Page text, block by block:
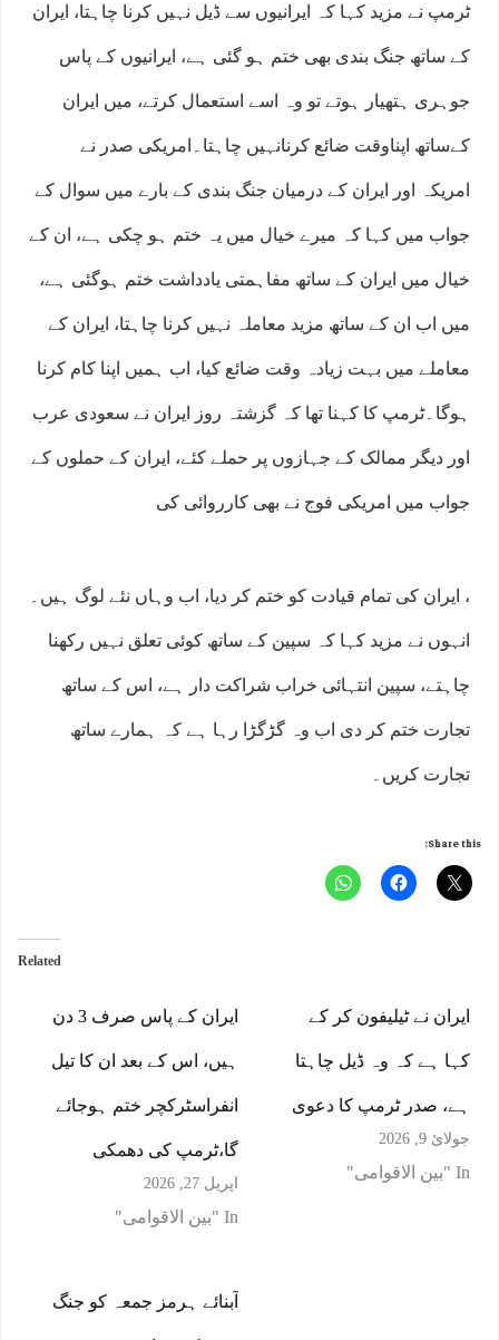
ٹرمپ نے مزید کہا کہ ایرانیوں سے ڈیل نہیں کرنا چاہتا، ایران
کے ساتھ جنگ بندی بھی ختم ہو گئی ہے، ایرانیوں کے پاس
جوہری ہتھیار ہوتے تو وہ اسے استعمال کرتے، میں ایران
کےساتھ اپناوقت ضائع کرنانہیں چاہتا۔امریکی صدر نے
امریکہ اور ایران کے درمیان جنگ بندی کے بارے میں سوال کے
جواب میں کہا کہ میرے خیال میں یہ ختم ہو چکی ہے، ان کے
خیال میں ایران کے ساتھ مفاہمتی یادداشت ختم ہوگئی ہے،
میں اب ان کے ساتھ مزید معاملہ نہیں کرنا چاہتا، ایران کے
معاملے میں بہت زیادہ وقت ضائع کیا، اب ہمیں اپنا کام کرنا
ہوگا۔ٹرمپ کا کہنا تھا کہ گزشتہ روز ایران نے سعودی عرب
اور دیگر ممالک کے جہازوں پر حملے کئے، ایران کے حملوں کے
جواب میں امریکی فوج نے بھی کارروائی کی
، ایران کی تمام قیادت کو ختم کر دیا، اب وہاں نئے لوگ ہیں۔
انہوں نے مزید کہا کہ سپین کے ساتھ کوئی تعلق نہیں رکھنا
چاہتے، سپین انتہائی خراب شراکت دار ہے، اس کے ساتھ
تجارت ختم کر دی اب وہ گڑگڑا رہا ہے کہ ہمارے ساتھ
تجارت کریں۔
Share this:
Related
ایران کے پاس صرف 3 دن
ہیں، اس کے بعد ان کا تیل
انفراسٹرکچر ختم ہوجائے
گا،ٹرمپ کی دھمکی
اپریل 27, 2026
In "بین الاقوامی"
ایران نے ٹیلیفون کر کے
کہا ہے کہ وہ ڈیل چاہتا
ہے، صدر ٹرمپ کا دعوی
جولائ 9, 2026
In "بین الاقوامی"
آبنائے ہرمز جمعہ کو جنگ